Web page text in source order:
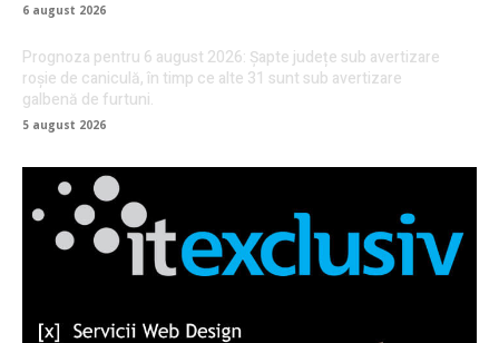
6 august 2026
Prognoza pentru 6 august 2026: Șapte județe sub avertizare
roșie de caniculă, în timp ce alte 31 sunt sub avertizare
galbenă de furtuni.
5 august 2026